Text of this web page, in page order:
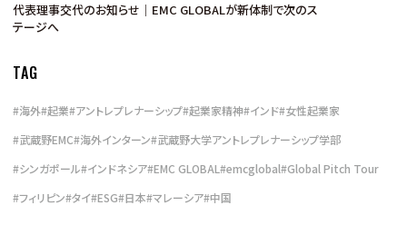
代表理事交代のお知らせ｜EMC GLOBALが新体制で次のス
テージへ
TAG
#海外#起業#アントレプレナーシップ#起業家精神#インド#女性起業家
#武蔵野EMC#海外インターン#武蔵野大学アントレプレナーシップ学部
#シンガポール#インドネシア#EMC GLOBAL#emcglobal#Global Pitch Tour
#フィリピン#タイ#ESG#日本#マレーシア#中国